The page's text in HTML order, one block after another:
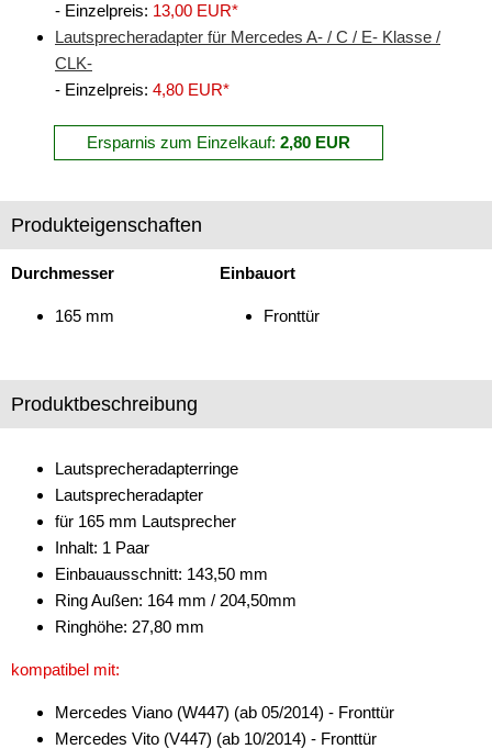
Fahrzeughalter
Fernbedienungen
Freisprechadapter
Handyhalterungen
iPod
kabellos Laden
Lautsprechereinbauset
für Alfa Romeo
für Audi
für Cadillac
für Chevrolet
für Chrysler
- Einzelpreis: 13,00 EUR*
Lautsprecheradapter für Mercedes A- / C / E- Klasse /
CLK-
- Einzelpreis: 4,80 EUR*
Ersparnis zum Einzelkauf: 2,80 EUR
Produkteigenschaften
Durchmesser
165 mm
Einbauort
Fronttür
Produktbeschreibung
Lautsprecheradapterringe
Lautsprecheradapter
für 165 mm Lautsprecher
Inhalt: 1 Paar
Einbauausschnitt: 143,50 mm
Ring Außen: 164 mm / 204,50mm
Ringhöhe: 27,80 mm
kompatibel mit:
Mercedes Viano (W447) (ab 05/2014) - Fronttür
Mercedes Vito (V447) (ab 10/2014) - Fronttür